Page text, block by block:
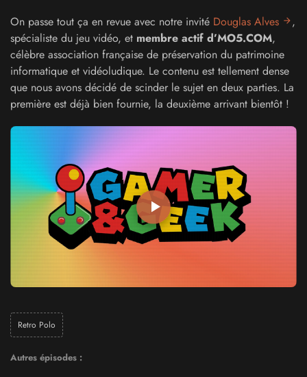
On passe tout ça en revue avec notre invité Douglas Alves
,
spécialiste du jeu vidéo, et membre actif d’MO5.COM,
célèbre association française de préservation du patrimoine
informatique et vidéoludique. Le contenu est tellement dense
que nous avons décidé de scinder le sujet en deux parties. La
première est déjà bien fournie, la deuxième arrivant bientôt !
Retro Polo
Autres épisodes :